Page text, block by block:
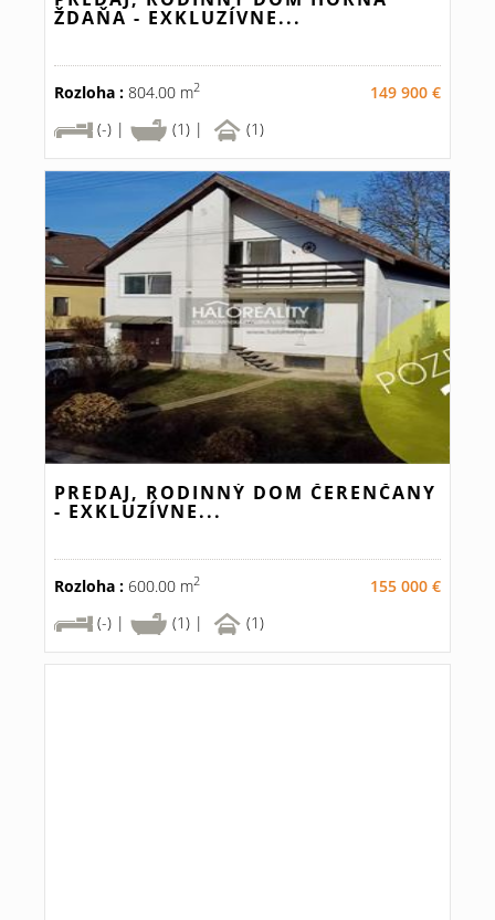
ŽDAŇA - EXKLUZÍVNE...
Rozloha : 804.00 m2
149 900 €
(-) |
(1) | (1)
PREDAJ, RODINNÝ DOM ČERENČANY
- EXKLUZÍVNE...
Rozloha : 600.00 m2
155 000 €
(-) |
(1) | (1)